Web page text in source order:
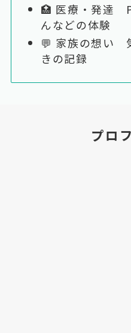
🏥 医療・発達
んなどの体験
💬 家族の想い
きの記録
プロ